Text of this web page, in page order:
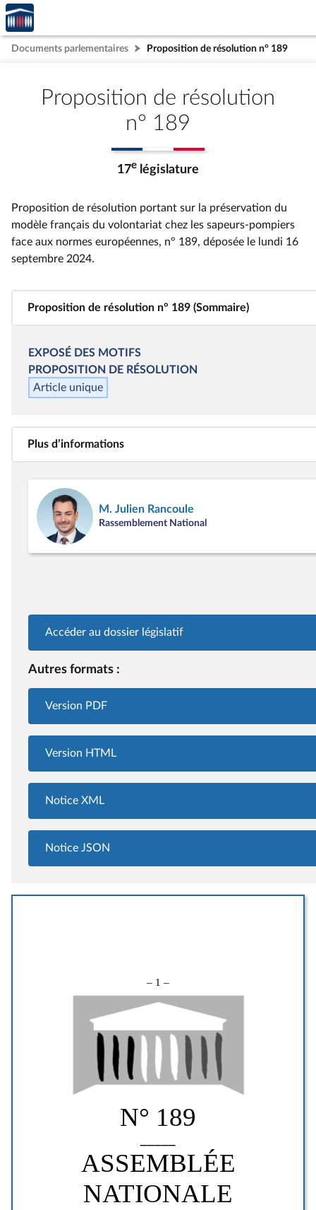
Aller au contenu
Aller en bas de la page
Accèder
à la
page
d'accueil
Documents parlementaires Proposition de résolution n° 189
Proposition de résolution
n° 189
17e législature
Proposition de résolution portant sur la préservation du
modèle français du volontariat chez les sapeurs-pompiers
face aux normes européennes, n° 189, déposée le lundi 16
septembre 2024.
Proposition de résolution n° 189 (Sommaire)
EXPOSÉ DES MOTIFS
PROPOSITION DE RÉSOLUTION
Article unique
Plus d’informations
M. Julien Rancoule
Rassemblement National
Accéder au dossier législatif
Autres formats :
Version PDF
Version HTML
Notice XML
Notice JSON